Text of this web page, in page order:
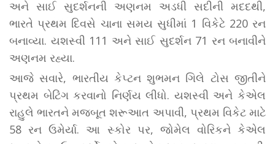
અને સાઈ સુદર્શનની અણનમ અડધી સદીની મદદથી,
ભારતે પ્રથમ દિવસે ચાના સમય સુધીમાં 1 વિકેટે 220 રન
બનાવ્યા. યશસ્વી 111 અને સાઈ સુદર્શન 71 રન બનાવીને
અણનમ રહ્યા.
આજે સવારે, ભારતીય કેપ્ટન શુભમન ગિલે ટોસ જીતીને
પ્રથમ બેટિંગ કરવાનો નિર્ણય લીધો. યશસ્વી અને કેએલ
રાહુલે ભારતને મજબૂત શરૂઆત અપાવી, પ્રથમ વિકેટ માટે
58 રન ઉમેર્યા. આ સ્કોર પર, જોમેલ વોરિકને કેએલ